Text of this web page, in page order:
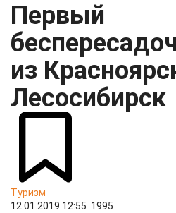
Первый
из
Лесосибирск
Туризм
12.01.2019 12:55 1995